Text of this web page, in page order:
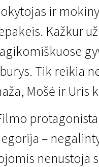
ir
Kažkur
Tik reikia
Mošė ir Uris
–
nenustoja